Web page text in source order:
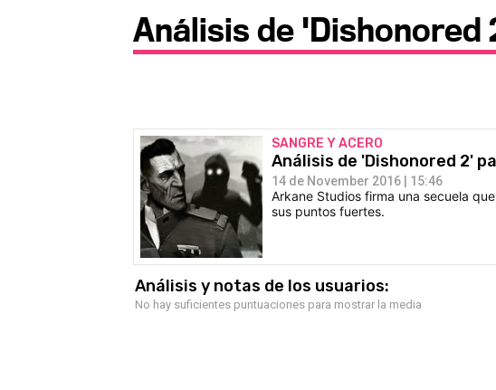
Análisis de 'Dishonored
SANGRE Y ACERO
Análisis de 'Dishonored 2'
14 de November 2016 | 15:46
Arkane Studios firma una secuela
sus puntos fuertes.
Análisis y notas de los usuarios:
No hay suficientes puntuaciones para mostrar la media